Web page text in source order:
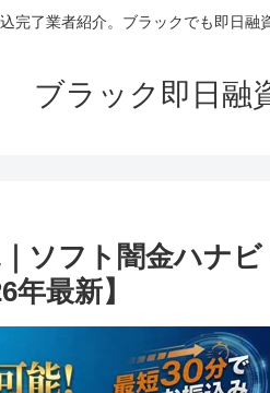
完了業者紹介。ブラックでも即日融
ブラック即日融
ソフト闇金ハナビ
最新】